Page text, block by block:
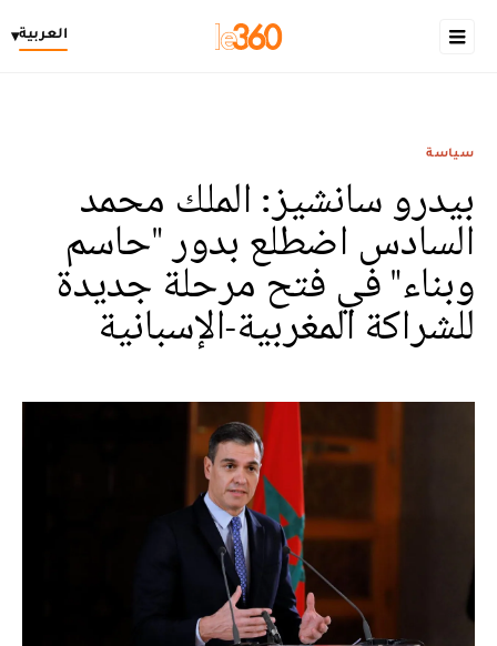
العربية▾
سياسة
بيدرو سانشيز: الملك محمد
السادس اضطلع بدور "حاسم
وبناء" في فتح مرحلة جديدة
للشراكة المغربية-الإسبانية